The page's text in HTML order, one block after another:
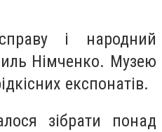
і народний
Німченко. Музею
експонатів.
зібрати понад